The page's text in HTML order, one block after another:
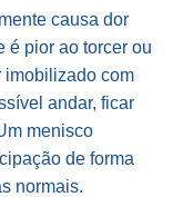
causa dor
é pior ao torcer ou
imobilizado com
andar, ficar
menisco
de forma
normais.